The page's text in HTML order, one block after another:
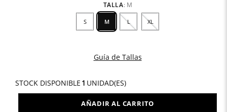
TALLA: M
S M L XL
Guía de Tallas
STOCK DISPONIBLE 1 UNIDAD(ES)
AÑADIR AL CARRITO